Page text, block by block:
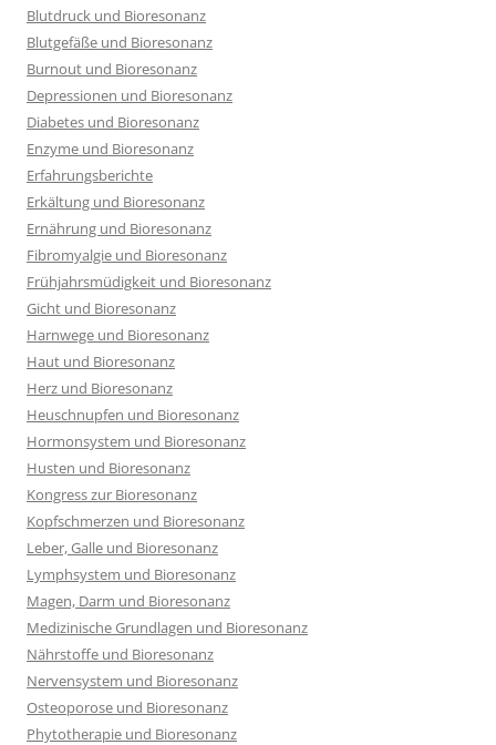
Blutdruck und Bioresonanz
Blutgefäße und Bioresonanz
Burnout und Bioresonanz
Depressionen und Bioresonanz
Diabetes und Bioresonanz
Enzyme und Bioresonanz
Erfahrungsberichte
Erkältung und Bioresonanz
Ernährung und Bioresonanz
Fibromyalgie und Bioresonanz
Frühjahrsmüdigkeit und Bioresonanz
Gicht und Bioresonanz
Harnwege und Bioresonanz
Haut und Bioresonanz
Herz und Bioresonanz
Heuschnupfen und Bioresonanz
Hormonsystem und Bioresonanz
Husten und Bioresonanz
Kongress zur Bioresonanz
Kopfschmerzen und Bioresonanz
Leber, Galle und Bioresonanz
Lymphsystem und Bioresonanz
Magen, Darm und Bioresonanz
Medizinische Grundlagen und Bioresonanz
Nährstoffe und Bioresonanz
Nervensystem und Bioresonanz
Osteoporose und Bioresonanz
Phytotherapie und Bioresonanz